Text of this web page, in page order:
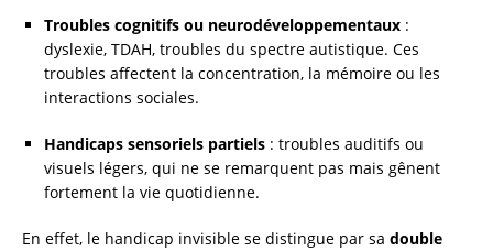
Troubles cognitifs ou neurodéveloppementaux :
dyslexie, TDAH, troubles du spectre autistique. Ces
troubles affectent la concentration, la mémoire ou les
interactions sociales.
Handicaps sensoriels partiels : troubles auditifs ou
visuels légers, qui ne se remarquent pas mais gênent
fortement la vie quotidienne.
En effet, le handicap invisible se distingue par sa double